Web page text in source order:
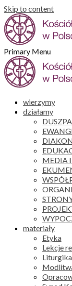
Skip to content
Primary Menu
wierzymy
działamy
MEDIA
materiały
Etyka
Lekcje
Liturgika